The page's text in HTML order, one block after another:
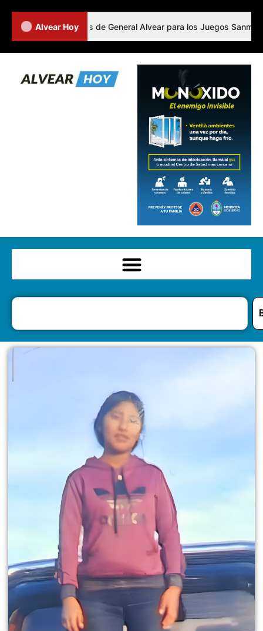
Alvear Hoy
los representantes de General Alvear para los Juegos